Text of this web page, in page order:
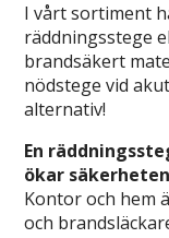
I vårt sortiment
räddningsstege
brandsäkert
nödstege vid
alternativ!
En
ökar säkerheten
Kontor och hem
och